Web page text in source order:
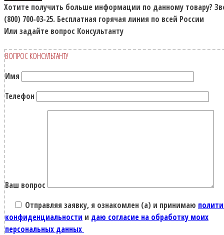
Хотите получить больше информации по данному товару?
(800) 700-03-25. Бесплатная горячая линия по всей России
Или задайте вопрос Консультанту
ВОПРОС КОНСУЛЬТАНТУ
Имя
Телефон
Ваш вопрос
Отправляя заявку, я ознакомлен (а) и принимаю
конфиденциальности и даю согласие на обработку моих
персональных данных